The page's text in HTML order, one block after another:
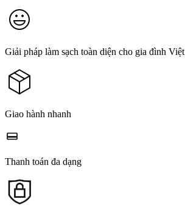
Giải pháp làm sạch toàn diện cho gia đình Việt
Giao hành nhanh
Thanh toán đa dạng